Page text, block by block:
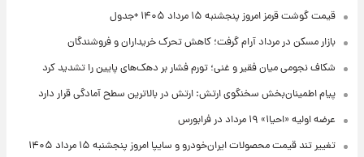
قیمت گوشت قرمز امروز پنجشنبه ۱۵ مرداد ۱۴۰۵ +جدول
بازار مسکن در مرداد آرام گرفت؛ کاهش تحرک خریداران و فروشندگان
شکاف نجومی میان فقیر و غنی؛ تورم فشار بر دهک‌های پایین را تشدید کرد
پیام اطمینان‌بخش سخنگوی ارتش: ارتش در بالاترین سطح آمادگی قرار دارد
عرضه اولیه «احیا۱» ۱۹ مرداد در فرابورس
تغییر تند قیمت محصولات ایران‌خودرو و سایپا امروز پنجشنبه ۱۵ مرداد ۱۴۰۵